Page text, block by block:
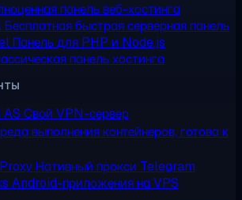
панель веб-хостинга
Бесплатная быстрая серверная панель
Панель для PHP и Node.js
панель хостинга
Свой VPN-сервер
выполнения контейнеров, готова к
Нативный прокси Telegram
Android-приложения на VPS